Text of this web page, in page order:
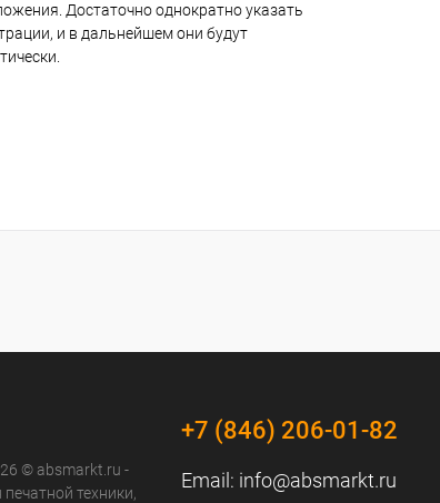
Достаточно однократно указать
и в дальнейшем они будут
© absmarkt.ru -
техники,
+7 (846) 206-01-82
Email: info@absmarkt.ru